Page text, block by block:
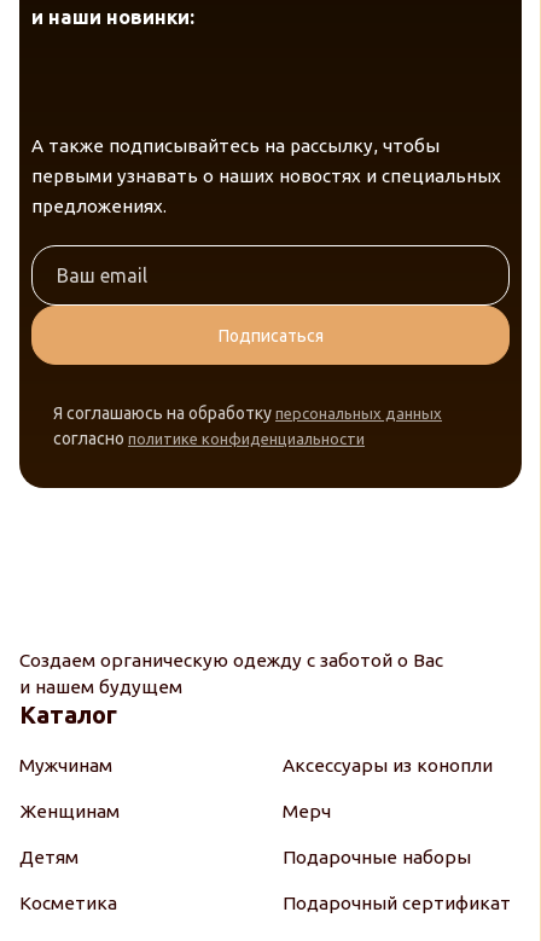
и наши новинки:
А также подписывайтесь на рассылку, чтобы
первыми узнавать о наших новостях и специальных
предложениях.
Подписаться
Я соглашаюсь на обработку персональных данных
согласно политике конфиденциальности
Создаем органическую одежду с заботой о Вас
и нашем будущем
Каталог
Мужчинам
Женщинам
Детям
Косметика
Аксессуары из конопли
Мерч
Подарочные наборы
Подарочный сертификат